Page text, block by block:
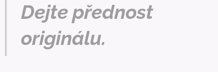
Dejte přednost
originálu.